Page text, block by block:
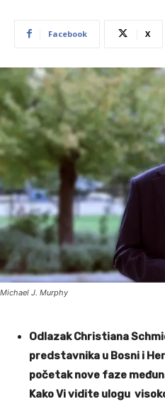
Facebook X
Michael J. Murphy
Odlazak Christiana
predstavnika u Bosni i
početak nove faze
Kako Vi vidite ulogu